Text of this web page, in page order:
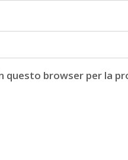
questo browser per la